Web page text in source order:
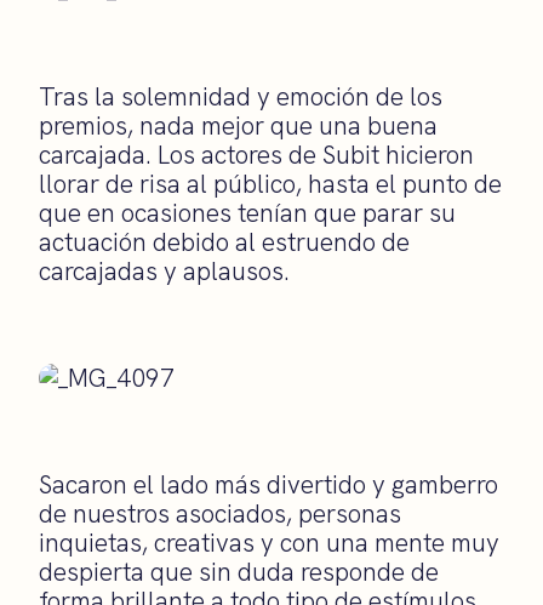
Tras la solemnidad y emoción de los
premios, nada mejor que una buena
carcajada. Los actores de Subit hicieron
llorar de risa al público, hasta el punto de
que en ocasiones tenían que parar su
actuación debido al estruendo de
carcajadas y aplausos.
Sacaron el lado más divertido y gamberro
de nuestros asociados, personas
inquietas, creativas y con una mente muy
despierta que sin duda responde de